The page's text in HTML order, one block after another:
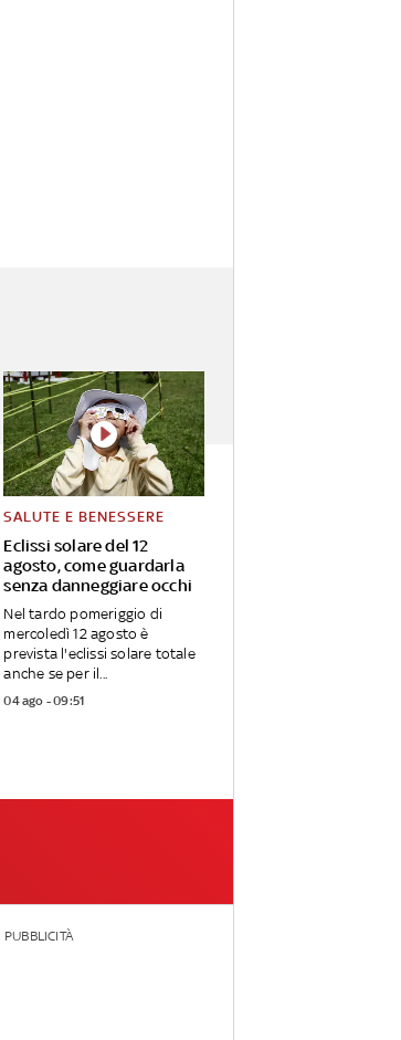
Eclissi solare del 12
agosto, come guardarla
senza danneggiare occhi
SALUTE E BENESSERE
Nel tardo pomeriggio di
mercoledì 12 agosto è
prevista l'eclissi solare totale
anche se per il...
04 ago - 09:51
PUBBLICITÀ